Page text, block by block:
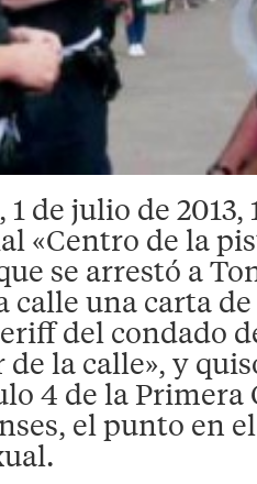
de julio de 2013,
«Centro de la
se arrestó a
calle una carta de
del condado
la calle», y
4 de la Primera
el punto en